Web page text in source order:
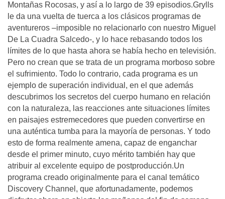
Montañas Rocosas, y así a lo largo de 39 episodios.Grylls
le da una vuelta de tuerca a los clásicos programas de
aventureros –imposible no relacionarlo con nuestro Miguel
De La Cuadra Salcedo-, y lo hace rebasando todos los
límites de lo que hasta ahora se había hecho en televisión.
Pero no crean que se trata de un programa morboso sobre
el sufrimiento. Todo lo contrario, cada programa es un
ejemplo de superación individual, en el que además
descubrimos los secretos del cuerpo humano en relación
con la naturaleza, las reacciones ante situaciones límites
en paisajes estremecedores que pueden convertirse en
una auténtica tumba para la mayoría de personas. Y todo
esto de forma realmente amena, capaz de enganchar
desde el primer minuto, cuyo mérito también hay que
atribuir al excelente equipo de postproducción.Un
programa creado originalmente para el canal temático
Discovery Channel, que afortunadamente, podemos